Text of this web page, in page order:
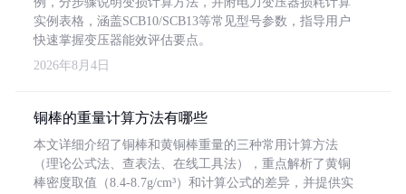
实例表格，涵盖SCB10/SCB13等常见型号参数，指导用户
快速掌握变压器能效评估要点。
2026年8月4日
铜棒的重量计算方法有哪些
本文详细介绍了铜棒和黄铜棒重量的三种常用计算方法
（理论公式法、查表法、在线工具法），重点解析了黄铜
棒密度取值（8.4-8.7g/cm³）和计算公式的差异，并提供实